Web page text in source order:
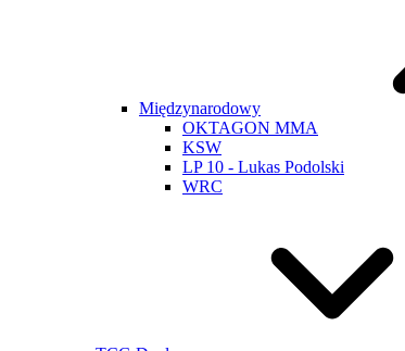
Międzynarodowy
OKTAGON MMA
KSW
LP 10 - Lukas Podolski
WRC